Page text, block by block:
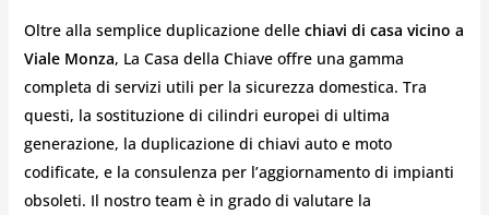
Oltre alla semplice duplicazione delle chiavi di casa vicino a
Viale Monza, La Casa della Chiave offre una gamma
completa di servizi utili per la sicurezza domestica. Tra
questi, la sostituzione di cilindri europei di ultima
generazione, la duplicazione di chiavi auto e moto
codificate, e la consulenza per l’aggiornamento di impianti
obsoleti. Il nostro team è in grado di valutare la